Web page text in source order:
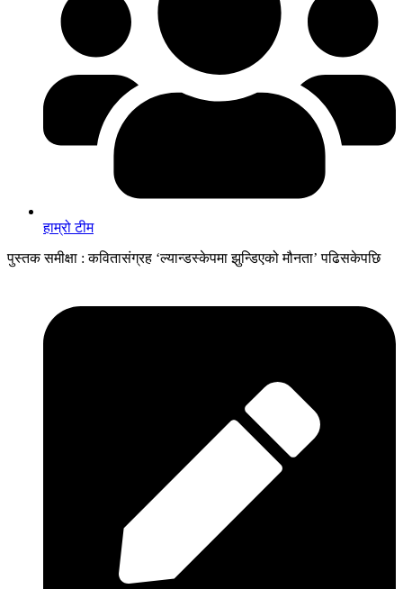
हाम्रो टीम
पुस्तक समीक्षा : कवितासंग्रह ‘ल्यान्डस्केपमा झुन्डिएको मौनता’ पढिसकेपछि